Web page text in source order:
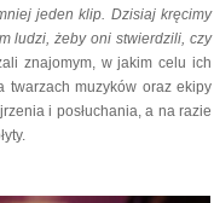
jeden klip. Dzisiaj kręcimy
ludzi, żeby oni stwierdzili, czy
znajomym, w jakim celu ich
twarzach muzyków oraz ekipy
i posłuchania, a na razie